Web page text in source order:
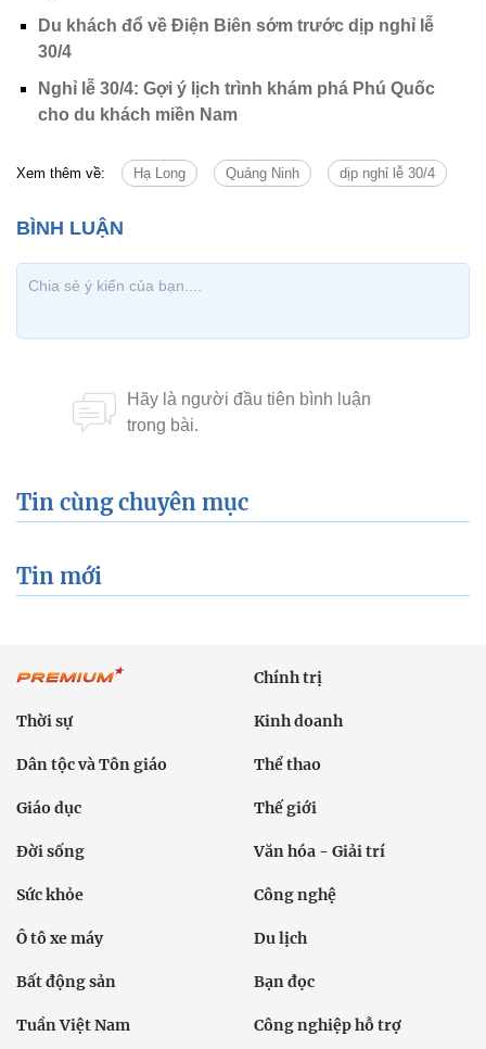
Du khách đổ về Điện Biên sớm trước dịp nghỉ lễ
30/4
Nghỉ lễ 30/4: Gợi ý lịch trình khám phá Phú Quốc
cho du khách miền Nam
Xem thêm về: Hạ Long Quảng Ninh dịp nghỉ lễ 30/4
Tin cùng chuyên mục
Tin mới
Chính trị
Thời sự Kinh doanh
Dân tộc và Tôn giáo Thể thao
Giáo dục Thế giới
Đời sống Văn hóa - Giải trí
Sức khỏe Công nghệ
Ô tô xe máy Du lịch
Bất động sản Bạn đọc
Tuần Việt Nam Công nghiệp hỗ trợ